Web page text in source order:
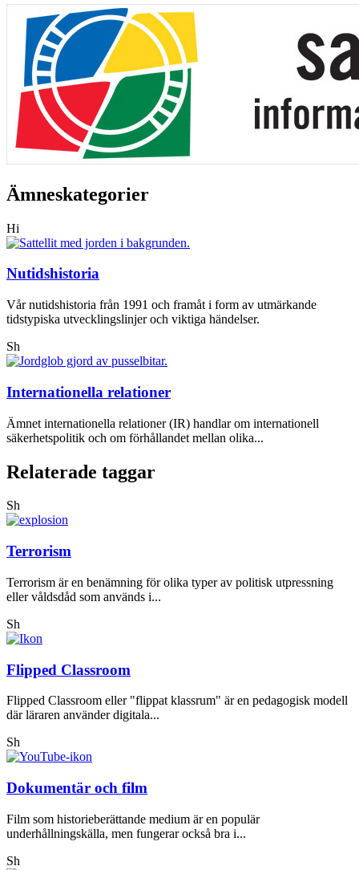
Ämneskategorier
Hi
Nutidshistoria
Vår nutidshistoria från 1991 och framåt i form av utmärkande
tidstypiska utvecklingslinjer och viktiga händelser.
Sh
Internationella relationer
Ämnet internationella relationer (IR) handlar om internationell
säkerhetspolitik och om förhållandet mellan olika...
Relaterade taggar
Sh
Terrorism
Terrorism är en benämning för olika typer av politisk utpressning
eller våldsdåd som används i...
Sh
Flipped Classroom
Flipped Classroom eller "flippat klassrum" är en pedagogisk modell
där läraren använder digitala...
Sh
Dokumentär och film
Film som historieberättande medium är en populär
underhållningskälla, men fungerar också bra i...
Sh